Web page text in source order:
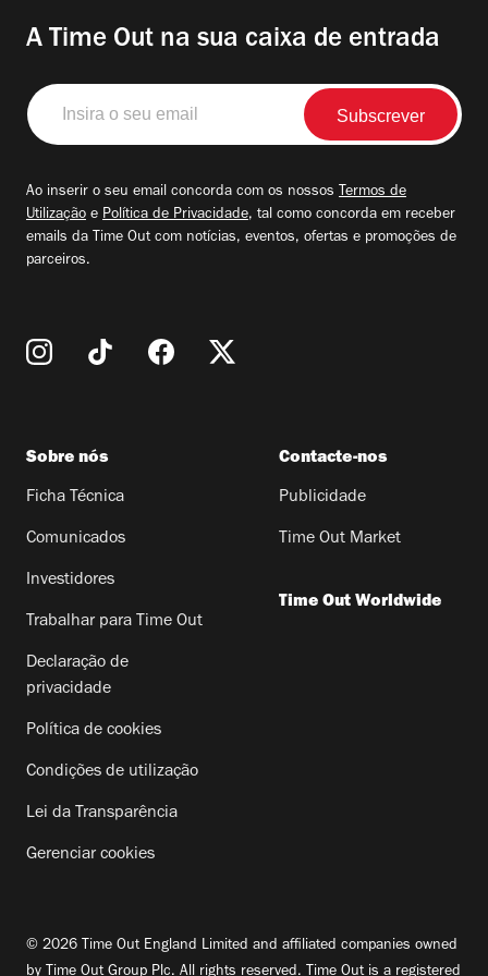
A Time Out na sua caixa de entrada
Insira
o
seu
Ao inserir o seu email concorda com os nossos Termos de
Utilização e Política de Privacidade, tal como concorda em receber
emails da Time Out com notícias, eventos, ofertas e promoções de
parceiros.
Sobre nós
Ficha Técnica
Comunicados
Investidores
Trabalhar para Time Out
Declaração de
privacidade
Política de cookies
Condições de utilização
Lei da Transparência
Gerenciar cookies
Contacte-nos
Publicidade
Time Out Market
Time Out Worldwide
© 2026 Time Out England Limited and affiliated companies owned
by Time Out Group Plc. All rights reserved. Time Out is a registered